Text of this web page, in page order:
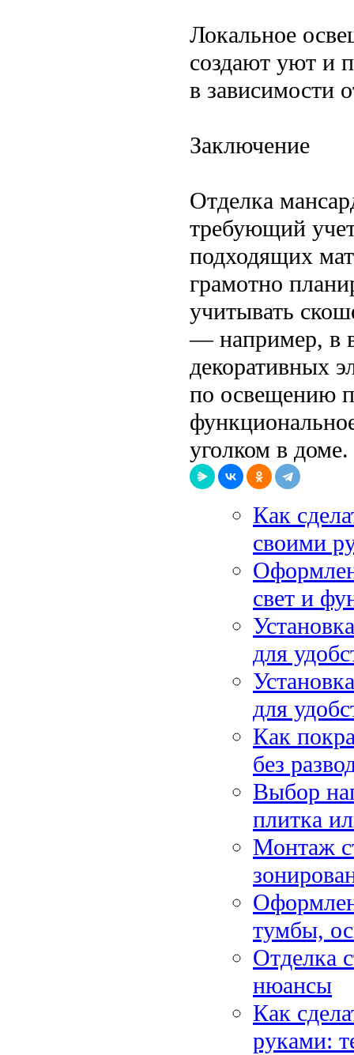
Локальное
создают уют и
в зависимости
Заключение
Отделка
требующий
подходящих
грамотно
учитывать
— например, в
декоративных
по освещению
уголком в доме.
Как
своими
свет и
для
для
Как
без
Выбор
плитка
Монтаж
тумбы,
Отделка
нюансы
Как
руками: